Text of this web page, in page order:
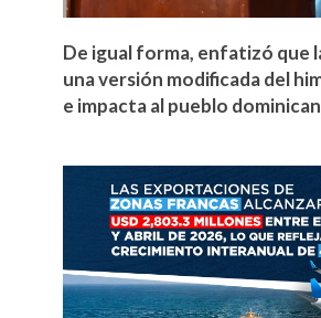
De igual forma, enfatizó que
una versión modificada del
e impacta al pueblo